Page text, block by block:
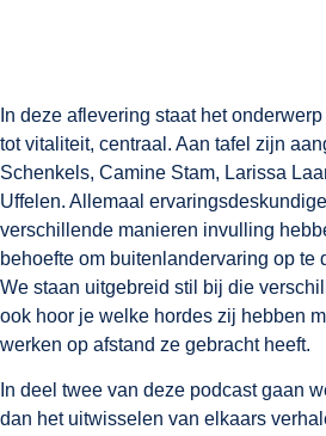
In deze aflevering staat het
tot vitaliteit, centraal. Aan tafel zijn
Schenkels, Camine Stam, Larissa
Uffelen. Allemaal
verschillende manieren invulling
behoefte om buitenlandervaring op te
We staan uitgebreid stil bij die
ook hoor je welke hordes zij hebben
werken op afstand ze gebracht heeft.
In deel twee van deze podcast gaan
dan het uitwisselen van elkaars